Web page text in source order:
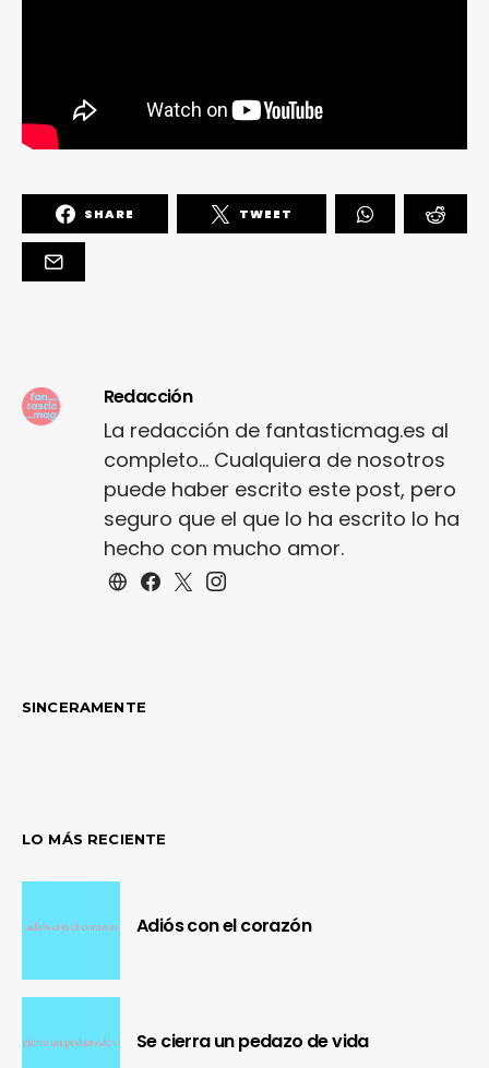
SHARE TWEET
Redacción
La redacción de fantasticmag.es al
completo... Cualquiera de nosotros
puede haber escrito este post, pero
seguro que el que lo ha escrito lo ha
hecho con mucho amor.
SINCERAMENTE
LO MÁS RECIENTE
Adiós con el corazón
Se cierra un pedazo de vida